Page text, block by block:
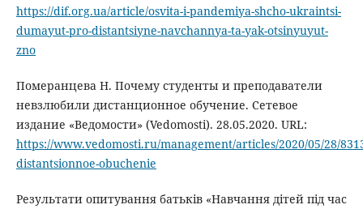
https://dif.org.ua/article/osvita-i-pandemiya-shcho-ukraintsi-
dumayut-pro-distantsiyne-navchannya-ta-yak-otsinyuyut-
zno
Померанцева Н. Почему студенты и преподаватели
невзлюбили дистанционное обучение. Сетевое
издание «Ведомости» (Vedomosti). 28.05.2020. URL:
https://www.vedomosti.ru/management/articles/2020/05/28/
distantsionnoe-obuchenie
Результати опитування батьків «Навчання дітей під час